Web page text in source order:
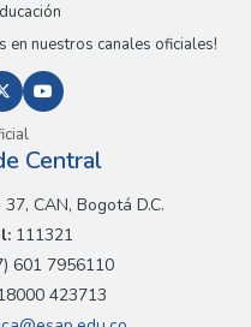
en nuestros canales oficiales!
Central
CAN, Bogotá D.C.
111321
601 7956110
423713